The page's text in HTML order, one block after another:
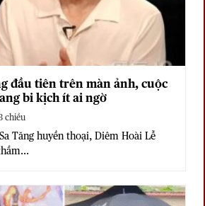
đầu tiên trên màn ảnh, cuộc
bi kịch ít ai ngờ
chiều
Tăng huyền thoại, Diêm Hoài Lễ